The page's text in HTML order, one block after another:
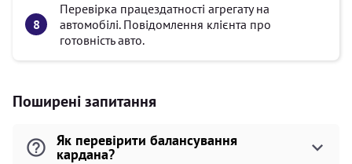
Перевірка працездатності агрегату на
автомобілі. Повідомлення клієнта про
готовність авто.
Поширені запитання
Як перевірити балансування
кардана?